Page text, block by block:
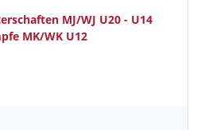
MJ/WJ U20 - U14
MK/WK U12